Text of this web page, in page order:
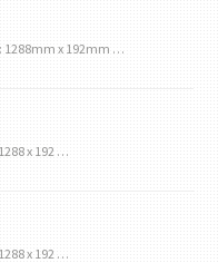
1288mm x 192mm …
x 192 …
x 192 …